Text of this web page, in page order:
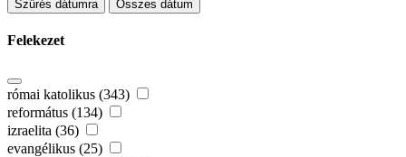
Szűrés dátumra Összes dátum
Felekezet
római katolikus (343)
református (134)
izraelita (36)
evangélikus (25)